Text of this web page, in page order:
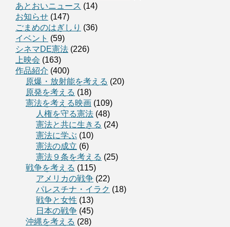
あとおいニュース (14)
お知らせ (147)
ごまめのはぎしり (36)
イベント (59)
シネマDE憲法 (226)
上映会 (163)
作品紹介 (400)
原爆・放射能を考える (20)
原発を考える (18)
憲法を考える映画 (109)
人権を守る憲法 (48)
憲法と共に生きる (24)
憲法に学ぶ (10)
憲法の成立 (6)
憲法９条を考える (25)
戦争を考える (115)
アメリカの戦争 (22)
パレスチナ・イラク (18)
戦争と女性 (13)
日本の戦争 (45)
沖縄を考える (28)